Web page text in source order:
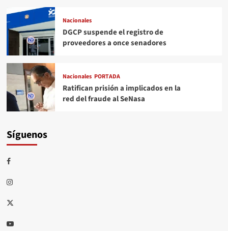
Nacionales
DGCP suspende el registro de
proveedores a once senadores
Nacionales PORTADA
Ratifican prisión a implicados en la
red del fraude al SeNasa
Síguenos